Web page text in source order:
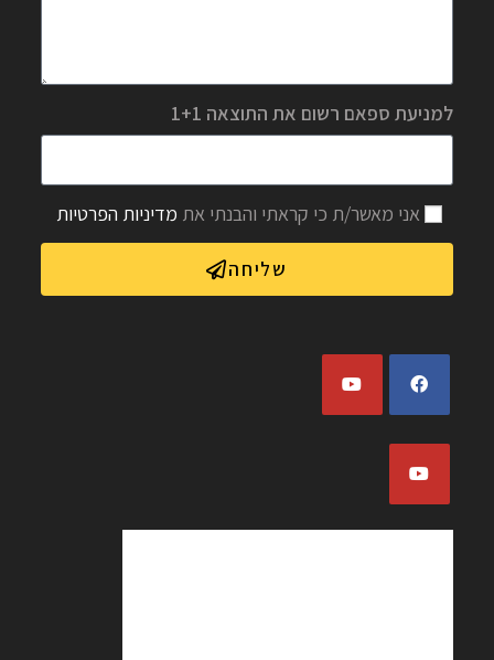
למניעת ספאם רשום את התוצאה 1+1
אני מאשר/ת כי קראתי והבנתי את מדיניות הפרטיות
שליחה